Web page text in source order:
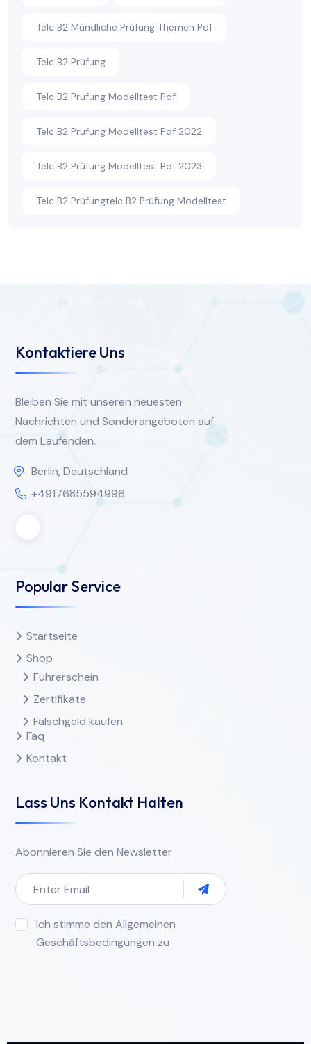
Telc B2 Mündliche Prüfung Themen Pdf
Telc B2 Prüfung
Telc B2 Prüfung Modelltest Pdf
Telc B2 Prüfung Modelltest Pdf 2022
Telc B2 Prüfung Modelltest Pdf 2023
Telc B2 Prüfungtelc B2 Prüfung Modelltest
Kontaktiere Uns
Bleiben Sie mit unseren neuesten
Nachrichten und Sonderangeboten auf
dem Laufenden.
Berlin, Deutschland
+4917685594996
Popular Service
Startseite
Shop
Führerschein
Zertifikate
Falschgeld kaufen
Faq
Kontakt
Lass Uns Kontakt Halten
Abonnieren Sie den Newsletter
Ich stimme den Allgemeinen
Geschäftsbedingungen zu